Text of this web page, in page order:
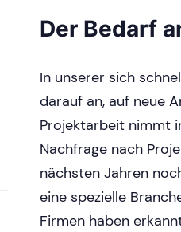
Der Bedarf
In unserer sich
darauf an, auf neue
Projektarbeit nimmt
Nachfrage nach
nächsten Jahren
eine spezielle
Firmen haben